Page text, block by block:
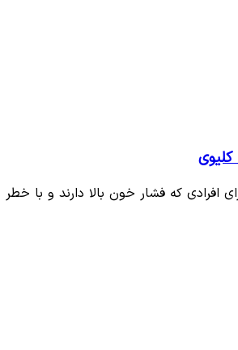
افرادی که فشار خون بالا دارند و با